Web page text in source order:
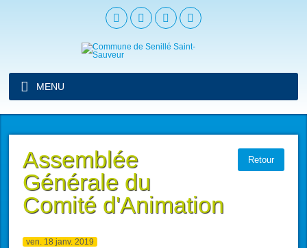
MENU
Retour
Assemblée
Générale du
Comité d'Animation
ven. 18 janv. 2019